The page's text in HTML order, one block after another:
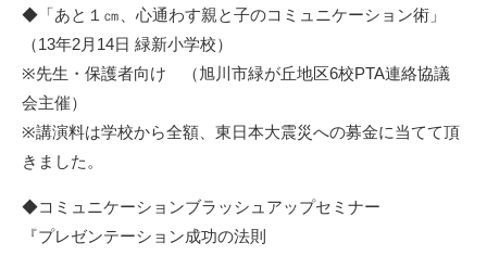
◆「あと１㎝、心通わす親と子のコミュニケーション術」
（13年2月14日 緑新小学校）
※先生・保護者向け （旭川市緑が丘地区6校PTA連絡協議
会主催）
※講演料は学校から全額、東日本大震災への募金に当てて頂
きました。
◆コミュニケーションブラッシュアップセミナー
『プレゼンテーション成功の法則